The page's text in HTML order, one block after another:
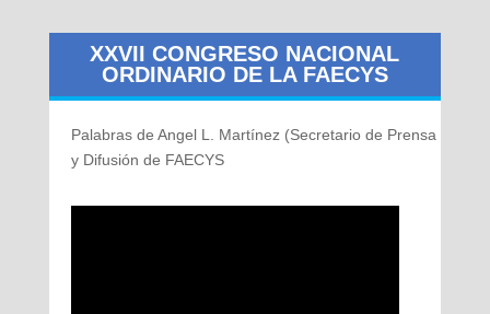
XXVII CONGRESO NACIONAL
ORDINARIO DE LA FAECYS
Palabras de Angel L. Martínez (Secretario de Prensa
y Difusión de FAECYS